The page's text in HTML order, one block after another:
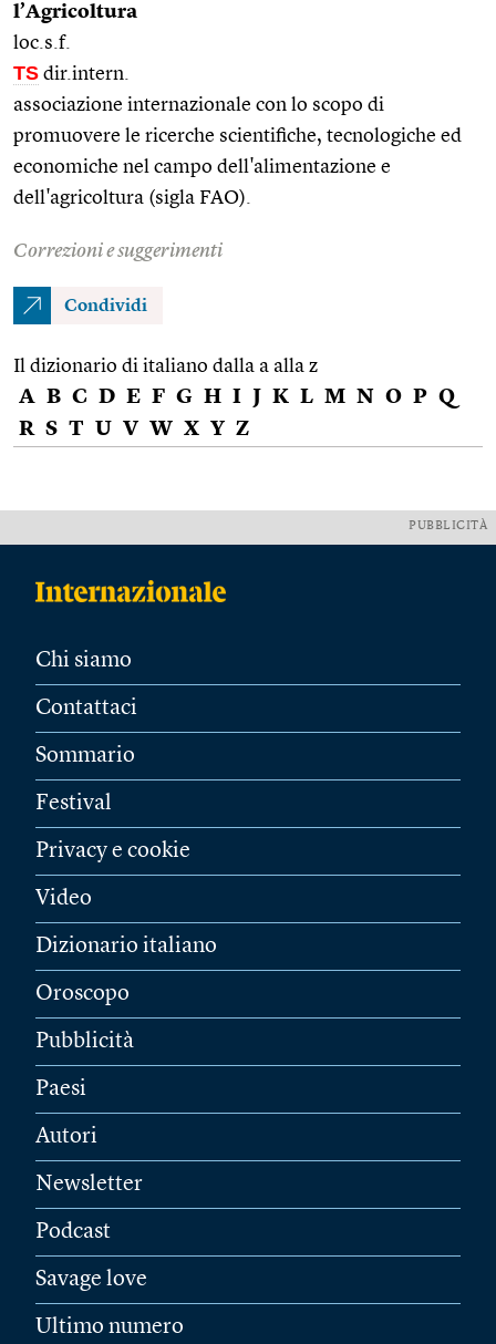
l’Agricoltura
loc.s.f.
TS dir.intern.
associazione internazionale con lo scopo di
promuovere le ricerche scientifiche, tecnologiche ed
economiche nel campo dell'alimentazione e
dell'agricoltura (sigla FAO).
Correzioni e suggerimenti
Condividi
Il dizionario di italiano dalla a alla z
A B C D E F G H I J K L M N O P Q
R S T U V W X Y Z
PUBBLICITÀ
Chi siamo
Contattaci
Sommario
Festival
Privacy e cookie
Video
Dizionario italiano
Oroscopo
Pubblicità
Paesi
Autori
Newsletter
Podcast
Savage love
Ultimo numero